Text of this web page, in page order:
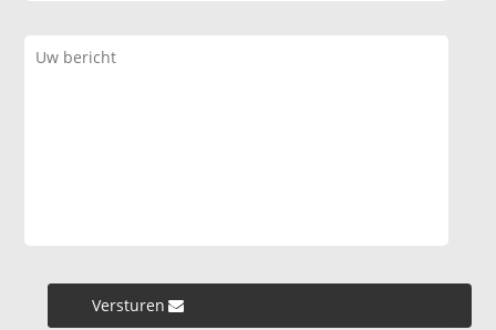
Versturen »